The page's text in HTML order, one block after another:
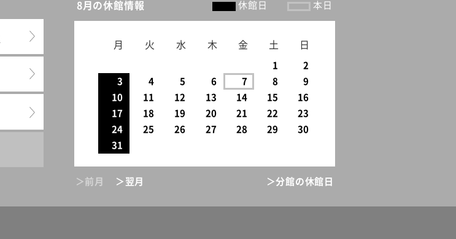
8月の休館情報 休館日 本日
月 火 水 木 金 土 日
1
2
3
4 5 6 7 8
9
10
11 12 13 14 15
16
17
18 19 20 21 22
23
24
25 26 27 28 29
30
31
＞前月 ＞翌月 ＞分館の休館日